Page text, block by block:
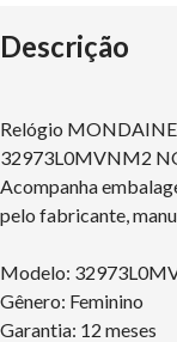
Descrição
Relógio
32973L0MVNM2
Acompanha
pelo fabricante,
Modelo:
Gênero: Feminino
Garantia: 12 meses